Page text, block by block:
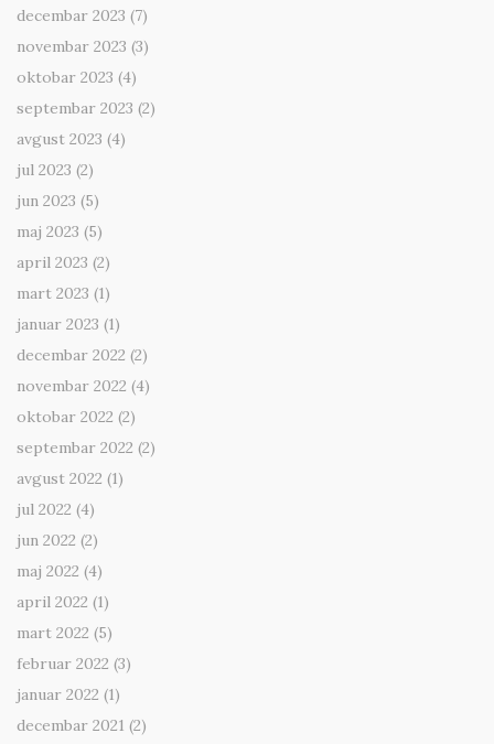
decembar 2023 (7)
novembar 2023 (3)
oktobar 2023 (4)
septembar 2023 (2)
avgust 2023 (4)
jul 2023 (2)
jun 2023 (5)
maj 2023 (5)
april 2023 (2)
mart 2023 (1)
januar 2023 (1)
decembar 2022 (2)
novembar 2022 (4)
oktobar 2022 (2)
septembar 2022 (2)
avgust 2022 (1)
jul 2022 (4)
jun 2022 (2)
maj 2022 (4)
april 2022 (1)
mart 2022 (5)
februar 2022 (3)
januar 2022 (1)
decembar 2021 (2)